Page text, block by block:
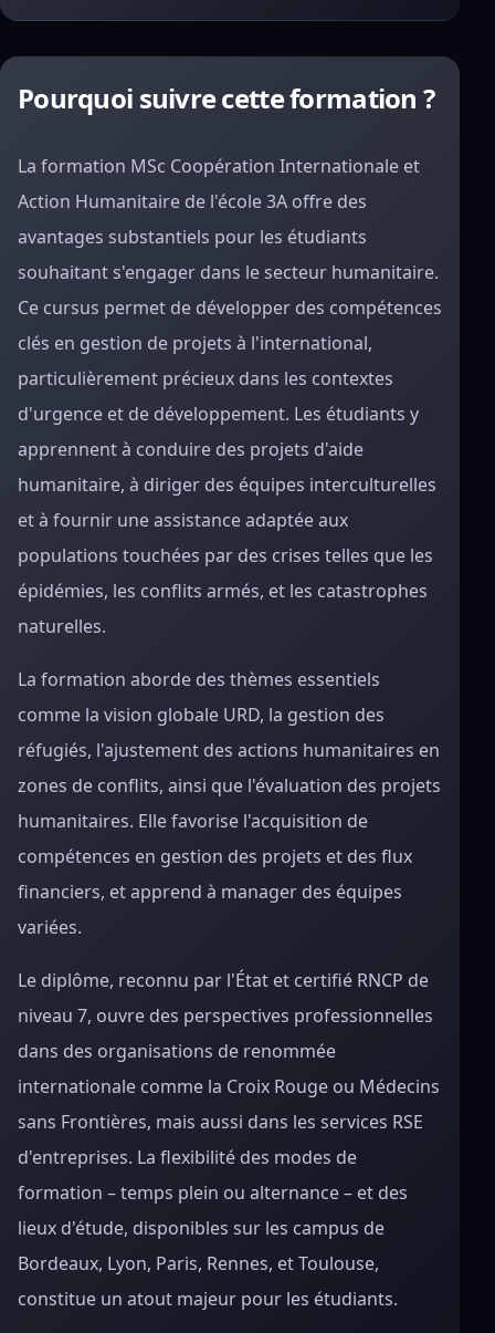
Pourquoi suivre cette formation ?
La formation MSc Coopération Internationale et
Action Humanitaire de l'école 3A offre des
avantages substantiels pour les étudiants
souhaitant s'engager dans le secteur humanitaire.
Ce cursus permet de développer des compétences
clés en gestion de projets à l'international,
particulièrement précieux dans les contextes
d'urgence et de développement. Les étudiants y
apprennent à conduire des projets d'aide
humanitaire, à diriger des équipes interculturelles
et à fournir une assistance adaptée aux
populations touchées par des crises telles que les
épidémies, les conflits armés, et les catastrophes
naturelles.
La formation aborde des thèmes essentiels
comme la vision globale URD, la gestion des
réfugiés, l'ajustement des actions humanitaires en
zones de conflits, ainsi que l'évaluation des projets
humanitaires. Elle favorise l'acquisition de
compétences en gestion des projets et des flux
financiers, et apprend à manager des équipes
variées.
Le diplôme, reconnu par l'État et certifié RNCP de
niveau 7, ouvre des perspectives professionnelles
dans des organisations de renommée
internationale comme la Croix Rouge ou Médecins
sans Frontières, mais aussi dans les services RSE
d'entreprises. La flexibilité des modes de
formation – temps plein ou alternance – et des
lieux d'étude, disponibles sur les campus de
Bordeaux, Lyon, Paris, Rennes, et Toulouse,
constitue un atout majeur pour les étudiants.